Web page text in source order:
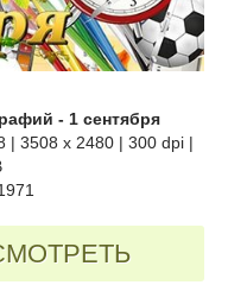
- 1 сентября
| 3508 x 2480 | 300 dpi |